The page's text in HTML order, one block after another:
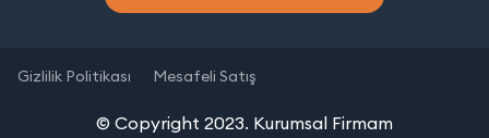
© Copyright 2023. Kurumsal Firmam
Gizlilik Politikası Mesafeli Satış